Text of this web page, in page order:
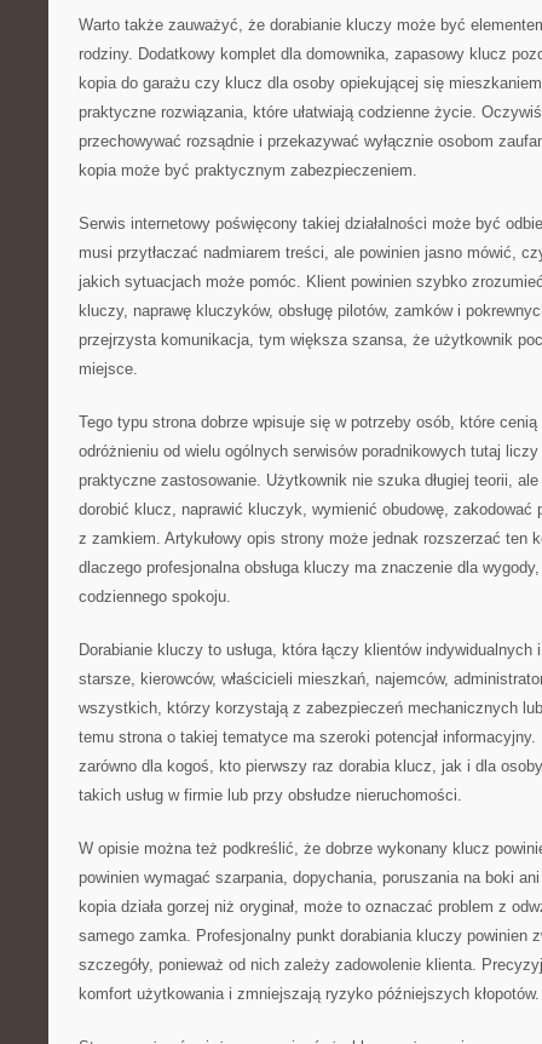
Warto także zauważyć, że dorabianie kluczy może być
rodziny. Dodatkowy komplet dla domownika, zapasowy klucz
kopia do garażu czy klucz dla osoby opiekującej się
praktyczne rozwiązania, które ułatwiają codzienne życie.
przechowywać rozsądnie i przekazywać wyłącznie osobom
kopia może być praktycznym zabezpieczeniem.
Serwis internetowy poświęcony takiej działalności może być
musi przytłaczać nadmiarem treści, ale powinien jasno mówić,
jakich sytuacjach może pomóc. Klient powinien szybko
kluczy, naprawę kluczyków, obsługę pilotów, zamków i
przejrzysta komunikacja, tym większa szansa, że użytkownik
miejsce.
Tego typu strona dobrze wpisuje się w potrzeby osób, które cenią
odróżnieniu od wielu ogólnych serwisów poradnikowych tutaj
praktyczne zastosowanie. Użytkownik nie szuka długiej teorii,
dorobić klucz, naprawić kluczyk, wymienić obudowę, zakodować
z zamkiem. Artykułowy opis strony może jednak rozszerzać ten
dlaczego profesjonalna obsługa kluczy ma znaczenie dla
codziennego spokoju.
Dorabianie kluczy to usługa, która łączy klientów indywidualnych
starsze, kierowców, właścicieli mieszkań, najemców,
wszystkich, którzy korzystają z zabezpieczeń mechanicznych
temu strona o takiej tematyce ma szeroki potencjał
zarówno dla kogoś, kto pierwszy raz dorabia klucz, jak i dla
takich usług w firmie lub przy obsłudze nieruchomości.
W opisie można też podkreślić, że dobrze wykonany klucz
powinien wymagać szarpania, dopychania, poruszania na boki
kopia działa gorzej niż oryginał, może to oznaczać problem z
samego zamka. Profesjonalny punkt dorabiania kluczy powinien
szczegóły, ponieważ od nich zależy zadowolenie klienta.
komfort użytkowania i zmniejszają ryzyko późniejszych kłopotów.